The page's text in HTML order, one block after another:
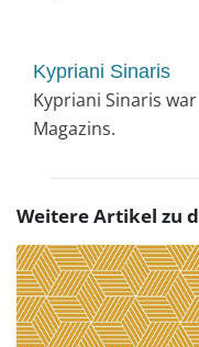
Kypriani Sinaris
Kypriani Sinaris
Magazins.
Weitere Artikel zu